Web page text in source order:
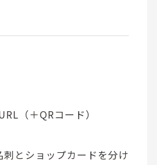
（＋QRコード）
刺とショップカードを分け